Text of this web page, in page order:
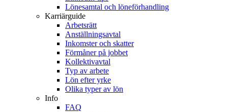
Lönesamtal och löneförhandling
Karriärguide
Arbetsrätt
Anställningsavtal
Inkomster och skatter
Förmåner på jobbet
Kollektivavtal
Typ av arbete
Lön efter yrke
Olika typer av lön
Info
FAQ